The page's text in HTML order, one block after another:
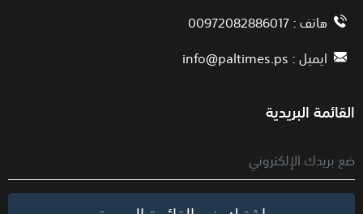
هاتف : 00972082886017
ايميل :info@paltimes.ps
القائمة البريدية